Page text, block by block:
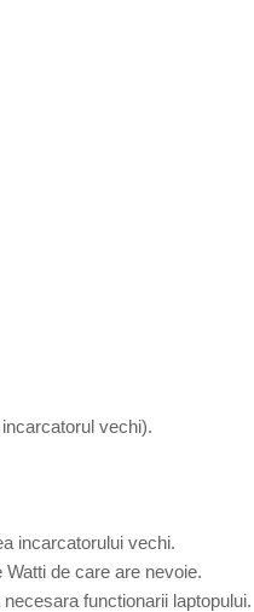
vechi).
incarcatorului vechi.
de care are nevoie.
functionarii laptopului.